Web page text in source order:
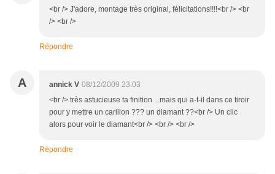
<br /> J'adore, montage très original, félicitations!!!!<br /> <br
/> <br />
Répondre
A annick V 08/12/2009 23:03
<br /> très astucieuse ta finition ...mais qui a-t-il dans ce tiroir
pour y mettre un carillon ??? un diamant ??<br /> Un clic
alors pour voir le diamant<br /> <br /> <br />
Répondre